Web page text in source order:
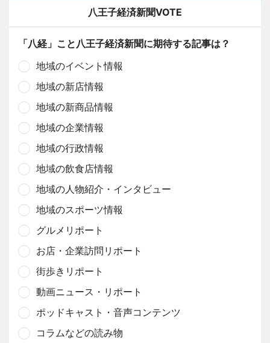
八王子経済新聞VOTE
「八経」こと八王子経済新聞に期待する記事は？
地域のイベント情報
地域の新店情報
地域の新商品情報
地域の企業情報
地域の行政情報
地域の飲食店情報
地域の人物紹介・インタビュー
地域のスポーツ情報
グルメリポート
お店・企業訪問リポート
街歩きリポート
動画ニュース・リポート
ポッドキャスト・音声コンテンツ
コラムなどの読み物